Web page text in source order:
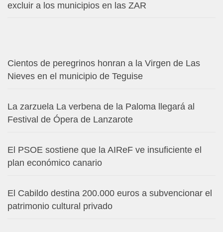
excluir a los municipios en las ZAR
Cientos de peregrinos honran a la Virgen de Las
Nieves en el municipio de Teguise
La zarzuela La verbena de la Paloma llegará al
Festival de Ópera de Lanzarote
El PSOE sostiene que la AIReF ve insuficiente el
plan económico canario
El Cabildo destina 200.000 euros a subvencionar el
patrimonio cultural privado